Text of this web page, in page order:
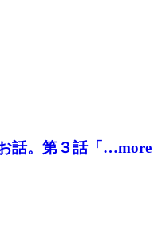
話。第３話「…more